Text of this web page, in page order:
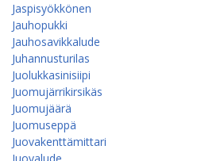
Jaspisyökkönen
Jauhopukki
Jauhosavikkalude
Juhannusturilas
Juolukkasinisiipi
Juomujärrikirsikäs
Juomujäärä
Juomuseppä
Juovakenttämittari